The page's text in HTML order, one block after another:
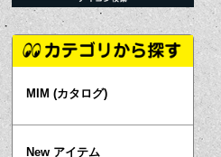
MIM (カタログ)
New アイテム